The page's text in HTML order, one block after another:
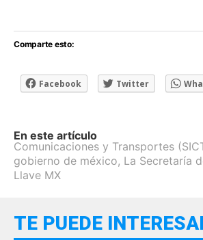
Comparte esto:
Facebook Twitter
En este artículo
Comunicaciones y Transportes
gobierno de méxico, La Secretaría
Llave MX
TE PUEDE